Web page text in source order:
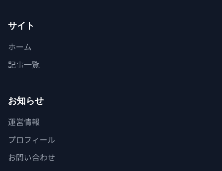
サイト
ホーム
記事一覧
お知らせ
運営情報
プロフィール
お問い合わせ